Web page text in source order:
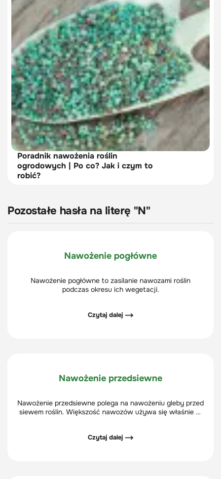
Poradnik nawożenia roślin
ogrodowych | Po co? Jak i czym to
robić?
Pozostałe hasła na literę "N"
Nawożenie pogłówne
Nawożenie pogłówne to zasilanie nawozami roślin
podczas okresu ich wegetacji.
Czytaj dalej ⟶
Nawożenie przedsiewne
Nawożenie przedsiewne polega na nawożeniu gleby przed
siewem roślin. Większość nawozów używa się właśnie w
Czytaj dalej ⟶